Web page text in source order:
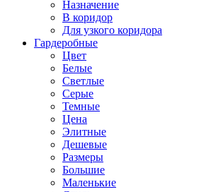
Назначение
В коридор
Для узкого коридора
Гардеробные
Цвет
Белые
Светлые
Серые
Темные
Цена
Элитные
Дешевые
Размеры
Большие
Маленькие